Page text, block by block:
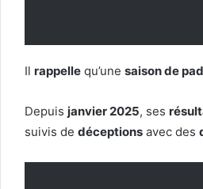
Il rappelle qu’une saison de
Depuis janvier 2025, ses
suivis de déceptions avec des